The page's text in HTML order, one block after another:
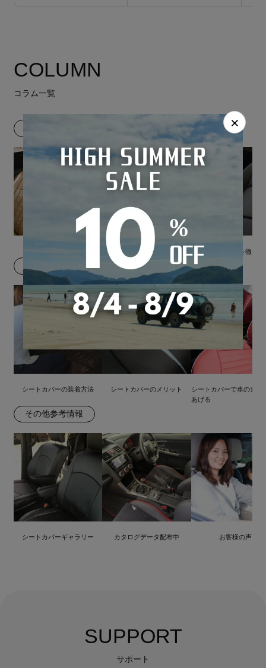
COLUMN
コラム一覧
シートカバーの選び方 合皮とレザーを徹底比
シートカバーの装着方法 シートカバーのメリット
シートカバーで車の査定
あげる
その他参考情報
シートカバーギャラリー カタログデータ配布中 お客様の声
SUPPORT
サポート
×